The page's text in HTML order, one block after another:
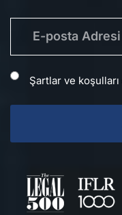
Şartlar ve